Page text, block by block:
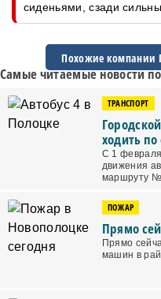
сиденьями, сзади
Похожие компании
Самые читаемые новости
ТРАНСПОРТ
ходить
С 1
движения
маршруту
ПОЖАР
Прямо
Прямо
машин в